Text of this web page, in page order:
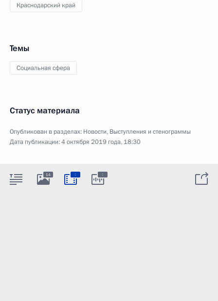
Краснодарский край
Темы
Социальная сфера
Статус материала
Опубликован в разделах: Новости, Выступления и стенограммы
Дата публикации:4 октября 2019 года, 18:30
14 : :